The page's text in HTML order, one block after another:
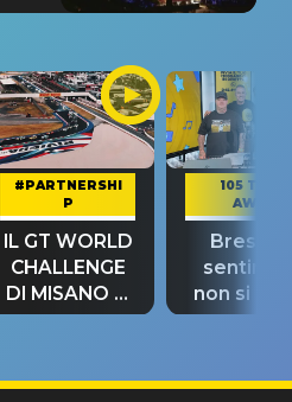
#PARTNERSHI
P
IL GT WORLD
CHALLENGE
DI MISANO si
riconferma
105 TAKE
AWAY
Bresh:
non si
fino alla